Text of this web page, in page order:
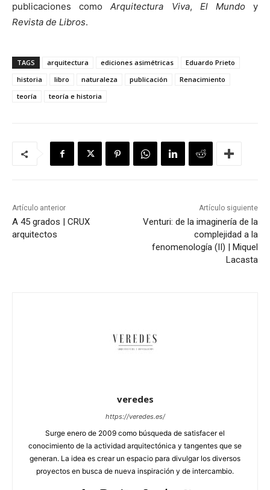
publicaciones comoArquitectura Viva, El Mundoy
Revista de Libros.
TAGS arquitectura ediciones asimétricas
Eduardo Prieto
historia
libro naturaleza publicación
Renacimiento
teoría
teoría e historia
Artículo anterior
A 45 grados | CRUX
arquitectos
Artículo siguiente
Venturi: de la imaginería de la
complejidad a la
fenomenología (II) | Miquel
Lacasta
veredes
https://veredes.es/
Surge enero de 2009 como búsqueda de satisfacer el
conocimiento de la actividad arquitectónica y tangentes que se
generan. La idea es crear un espacio para divulgar los diversos
proyectos en busca de nueva inspiración y de intercambio.